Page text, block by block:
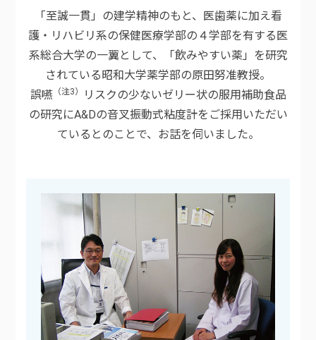
「至誠一貫」の建学精神のもと、医歯薬に加え看
護・リハビリ系の保健医療学部の４学部を有する医
系総合大学の一翼として、「飲みやすい薬」を研究
されている昭和大学薬学部の原田努准教授。
誤嚥（注3）
リスクの少ないゼリー状の服用補助食品
の研究にA&Dの音叉振動式粘度計をご採用いただい
ているとのことで、お話を伺いました。